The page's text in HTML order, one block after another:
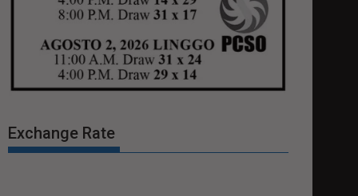
Exchange Rate